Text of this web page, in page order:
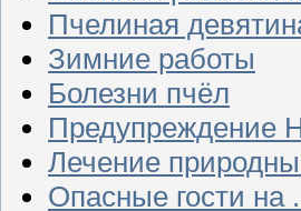
Пчелиная
Зимние работы
Болезни пчёл
Предупреждение
Лечение
Опасные гости на